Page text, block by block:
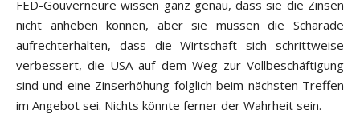
FED-Gouverneure wissen ganz genau, dass sie die Zinsen
nicht anheben können, aber sie müssen die Scharade
aufrechterhalten, dass die Wirtschaft sich schrittweise
verbessert, die USA auf dem Weg zur Vollbeschäftigung
sind und eine Zinserhöhung folglich beim nächsten Treffen
im Angebot sei. Nichts könnte ferner der Wahrheit sein.